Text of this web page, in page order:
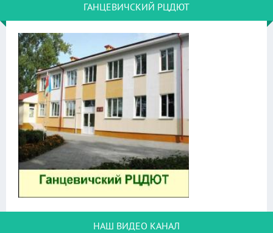
ГАНЦЕВИЧСКИЙ РЦДЮТ
НАШ ВИДЕО КАНАЛ